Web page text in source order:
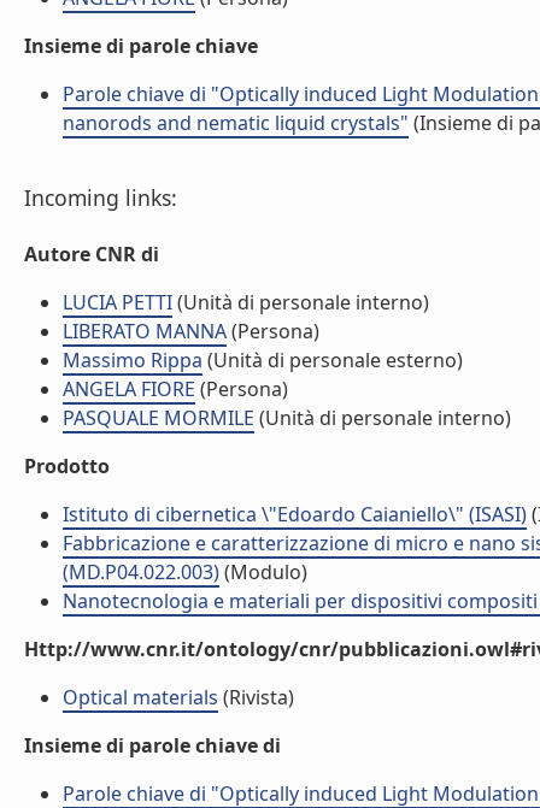
Insieme di parole chiave
Parole chiave di "Optically induced Light
nanorods and nematic liquid crystals" (Insieme di
Incoming links:
Autore CNR di
LUCIA PETTI(Unità di personale interno)
LIBERATO MANNA(Persona)
Massimo Rippa (Unità di personale esterno)
ANGELA FIORE (Persona)
PASQUALE MORMILE (Unità di personale interno)
Prodotto
Istituto di cibernetica \"Edoardo Caianiello\" (ISASI)
Fabbricazione e caratterizzazione di micro e nano
(MD.P04.022.003)(Modulo)
Nanotecnologia e materiali per dispositivi compositi
Http://www.cnr.it/ontology/cnr/
Optical materials (Rivista)
Insieme di parole chiave di
Parole chiave di "Optically induced Light